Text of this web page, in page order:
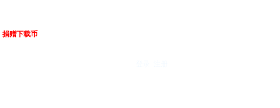
捐赠下载币